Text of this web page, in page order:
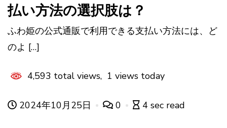
払い方法の選択肢は？
ふわ姫の公式通販で利用できる支払い方法には、ど
のよ […]
4,593 total views, 1 views today
2024年10月25日 0 4 sec read